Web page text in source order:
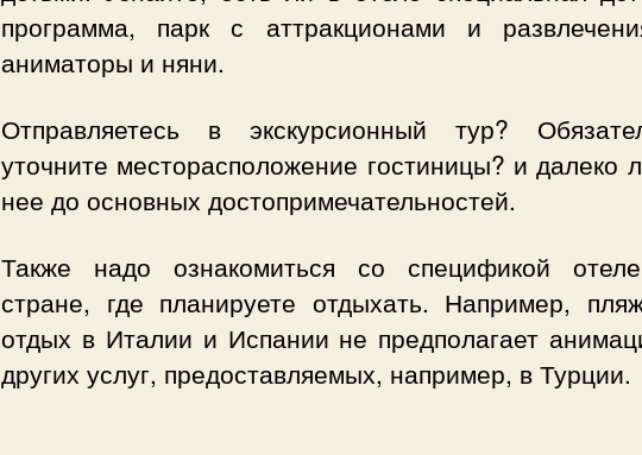
программа, парк с аттракционами и
аниматоры и няни.
Отправляетесь в экскурсионный тур?
уточните месторасположение гостиницы? и далеко
нее до основных достопримечательностей.
Также надо ознакомиться со спецификой
стране, где планируете отдыхать. Например,
отдых в Италии и Испании не предполагает
других услуг, предоставляемых, например, в Турции.